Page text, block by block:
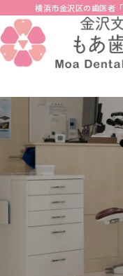
横浜市金沢区の歯医者